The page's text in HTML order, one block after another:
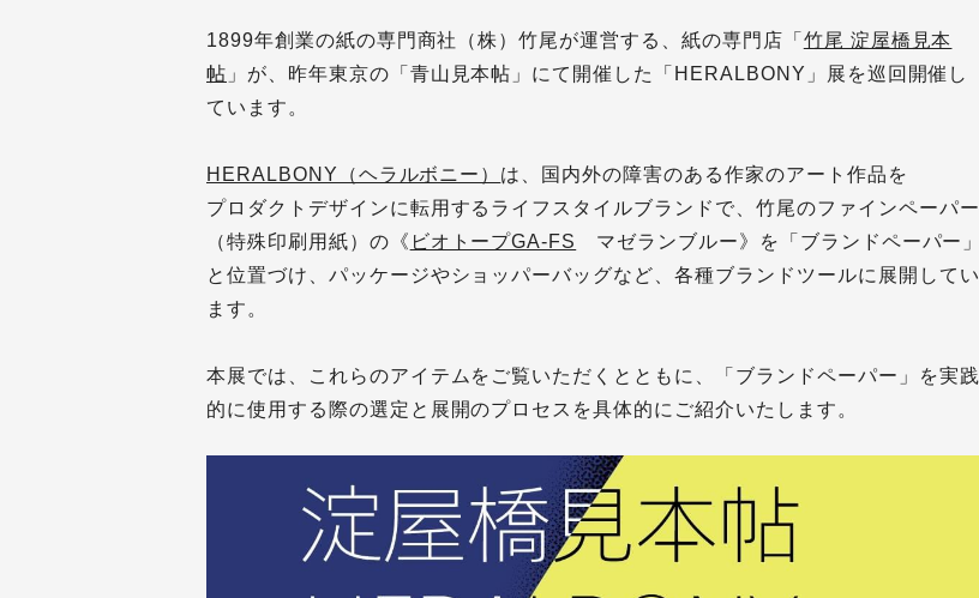
活動エリア
1899年創業の紙の専門商社（株）竹尾が運営する、紙の専門店「 竹尾 淀屋橋見本
帖 」が、昨年東京の「青山見本帖」にて開催した「HERALBONY」展を巡回開催し
ています。
HERALBONY（ヘラルボニー） は、国内外の障害のある作家のアート作品を
プロダクトデザインに転用するライフスタイルブランドで、竹尾のファインペーパー
（特殊印刷用紙）の《 ビオトープGA-FS
マゼランブルー》を「ブランドペーパー」
と位置づけ、パッケージやショッパーバッグなど、各種ブランドツールに展開してい
ます。
本展では、これらのアイテムをご覧いただくとともに、「ブランドペーパー」を実践
的に使用する際の選定と展開のプロセスを具体的にご紹介いたします。